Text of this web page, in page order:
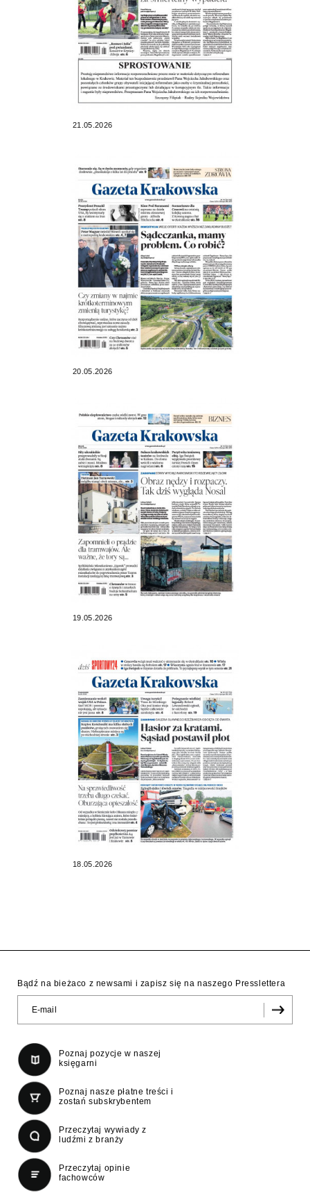
21.05.2026
20.05.2026
19.05.2026
18.05.2026
Bądź na bieżaco z newsami i zapisz się na naszego Presslettera
Poznaj pozycje w naszej
księgarni
Poznaj nasze płatne treści i
zostań subskrybentem
Przeczytaj wywiady z
ludźmi z branży
Przeczytaj opinie
fachowców